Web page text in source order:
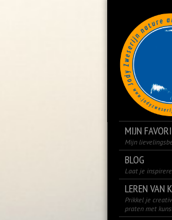
MIJN
Mijn
BLOG
Laat je
LEREN VAN
Prikkel je
praten met